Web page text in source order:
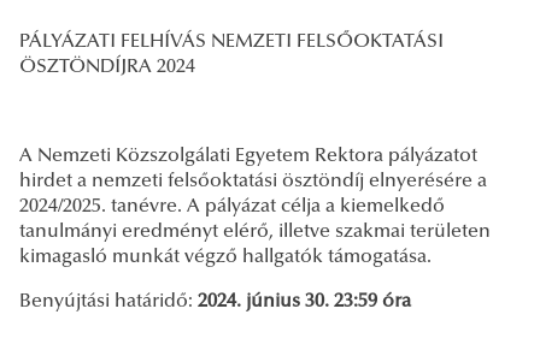
PÁLYÁZATI FELHÍVÁS NEMZETI FELSŐOKTATÁSI
ÖSZTÖNDÍJRA 2024
A Nemzeti Közszolgálati Egyetem Rektora pályázatot
hirdet a nemzeti felsőoktatási ösztöndíj elnyerésére a
2024/2025. tanévre. A pályázat célja a kiemelkedő
tanulmányi eredményt elérő, illetve szakmai területen
kimagasló munkát végző hallgatók támogatása.
Benyújtási határidő: 2024. június 30. 23:59 óra